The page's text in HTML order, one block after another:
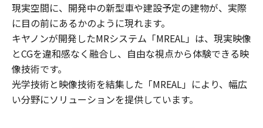
現実空間に、開発中の新型車や建設予定の建物が、実際
に目の前にあるかのように現れます。
キヤノンが開発したMRシステム「MREAL」は、現実映像
とCGを違和感なく融合し、自由な視点から体験できる映
像技術です。
光学技術と映像技術を結集した「MREAL」により、幅広
い分野にソリューションを提供しています。